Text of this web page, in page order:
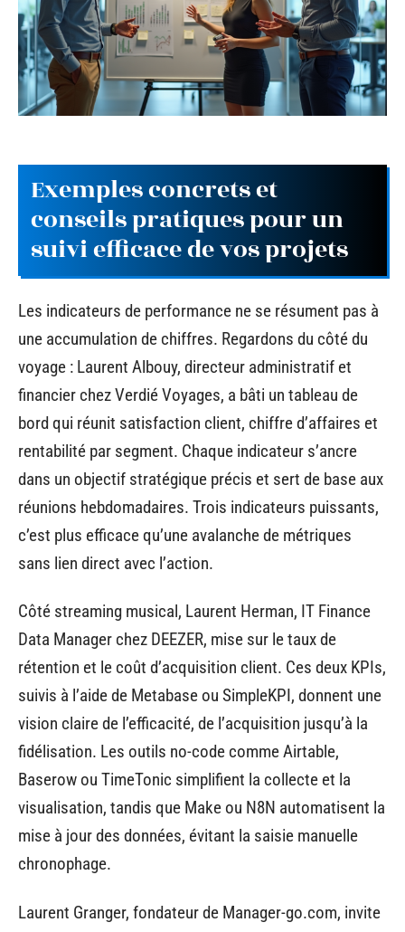
Exemples concrets et
conseils pratiques pour un
suivi efficace de vos projets
Les indicateurs de performance ne se résument pas à
une accumulation de chiffres. Regardons du côté du
voyage : Laurent Albouy, directeur administratif et
financier chez Verdié Voyages, a bâti un tableau de
bord qui réunit satisfaction client, chiffre d’affaires et
rentabilité par segment. Chaque indicateur s’ancre
dans un objectif stratégique précis et sert de base aux
réunions hebdomadaires. Trois indicateurs puissants,
c’est plus efficace qu’une avalanche de métriques
sans lien direct avec l’action.
Côté streaming musical, Laurent Herman, IT Finance
Data Manager chez DEEZER, mise sur le taux de
rétention et le coût d’acquisition client. Ces deux KPIs,
suivis à l’aide de Metabase ou SimpleKPI, donnent une
vision claire de l’efficacité, de l’acquisition jusqu’à la
fidélisation. Les outils no-code comme Airtable,
Baserow ou TimeTonic simplifient la collecte et la
visualisation, tandis que Make ou N8N automatisent la
mise à jour des données, évitant la saisie manuelle
chronophage.
Laurent Granger, fondateur de Manager-go.com, invite